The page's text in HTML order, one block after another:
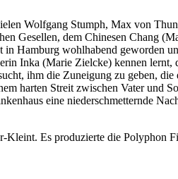
Wolfgang Stumph, Max von
Gesellen, dem Chinesen Chang
Hamburg wohlhabend geworden
Inka (Marie Zielcke) kennen
ihm die Zuneigung zu geben, die
harten Streit zwischen Vater und
eine niederschmetternde
Es produzierte die Polyphon